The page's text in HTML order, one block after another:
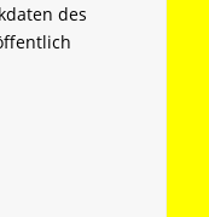
des